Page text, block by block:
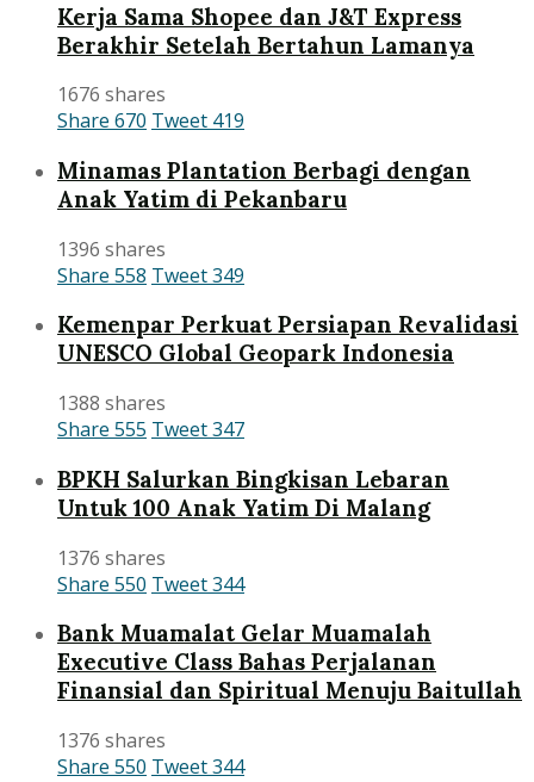
Kerja Sama Shopee dan J&T Express
Berakhir Setelah Bertahun Lamanya
1676 shares
Share 670 Tweet 419
Minamas Plantation Berbagi dengan
Anak Yatim di Pekanbaru
1396 shares
Share 558 Tweet349
Kemenpar Perkuat Persiapan Revalidasi
UNESCO Global Geopark Indonesia
1388 shares
Share 555 Tweet347
BPKH Salurkan Bingkisan Lebaran
Untuk 100 Anak Yatim Di Malang
1376 shares
Share 550 Tweet344
Bank Muamalat Gelar Muamalah
Executive Class Bahas Perjalanan
Finansial dan Spiritual Menuju Baitullah
1376 shares
Share 550 Tweet344